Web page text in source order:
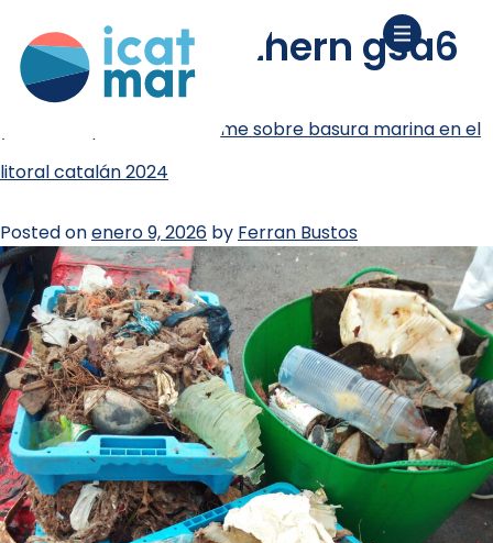
etiqueta:northern gsa6
ya está disponible el informe sobre basura marina en el
litoral catalán 2024
Posted onenero 9, 2026 by Ferran Bustos